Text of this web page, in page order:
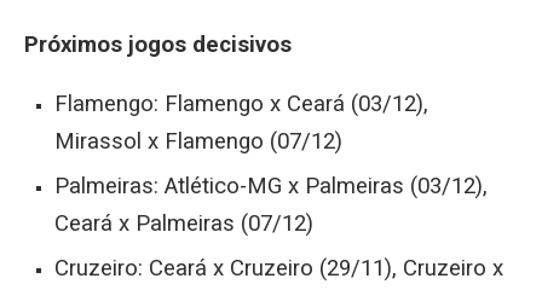
Próximos jogos decisivos
Flamengo: Flamengo x Ceará (03/12),
Mirassol x Flamengo (07/12)
Palmeiras: Atlético-MG x Palmeiras (03/12),
Ceará x Palmeiras (07/12)
Cruzeiro: Ceará x Cruzeiro (29/11), Cruzeiro x